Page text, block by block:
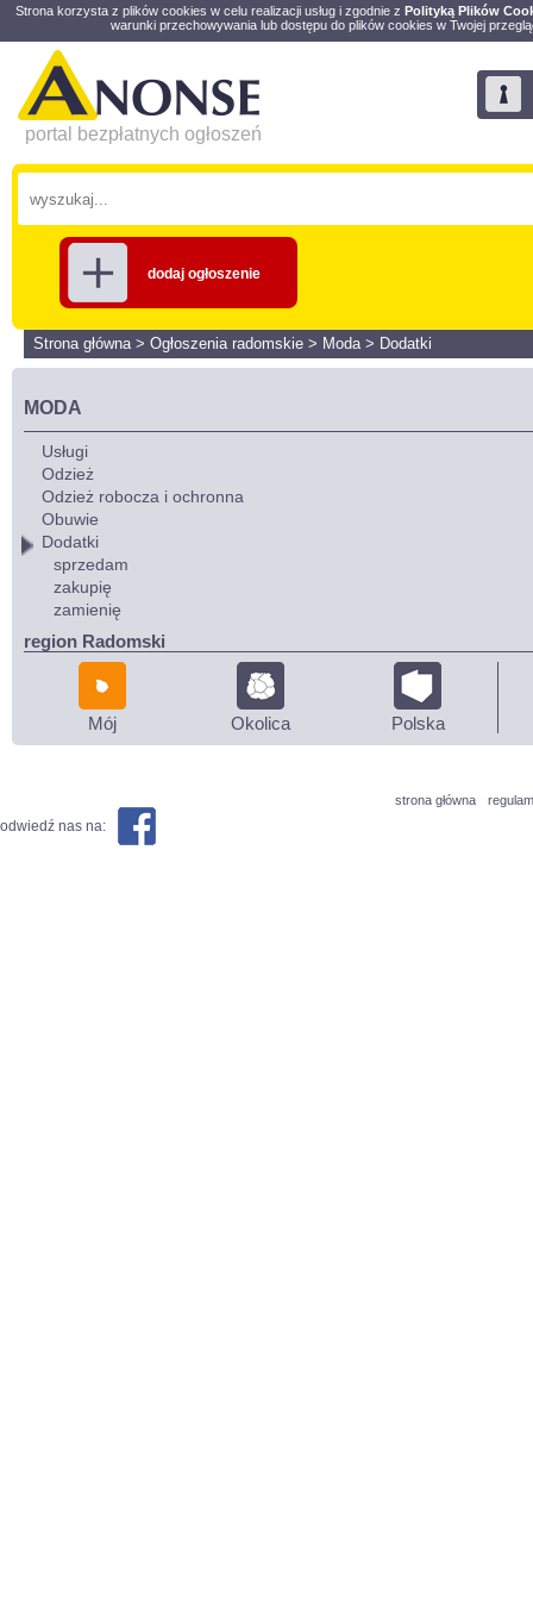
Strona korzysta z plików cookies w celu realizacji usług i zgodnie z Polityką Plików
warunki przechowywania lub dostępu do plików cookies w Twojej
portal bezpłatnych ogłoszeń
dodaj ogłoszenie
Strona główna> Ogłoszenia radomskie > Moda> Dodatki
MODA
Usługi
Odzież
Odzież robocza i ochronna
Obuwie
Dodatki
sprzedam
zakupię
zamienię
region Radomski
Mój Okolica Polska
strona główna
odwiedź nas na: